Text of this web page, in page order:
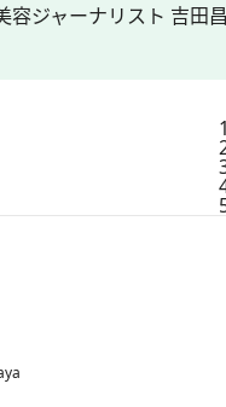
ジャーナリスト 吉田
1